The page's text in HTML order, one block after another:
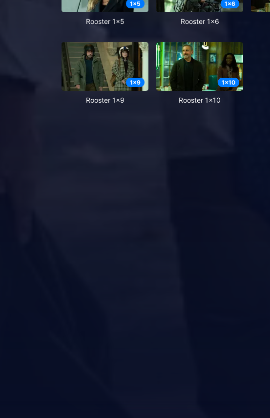
1x5
Rooster 1x5
1x6
Rooster 1x6
1x9
Rooster 1x9
1x10
Rooster 1x10